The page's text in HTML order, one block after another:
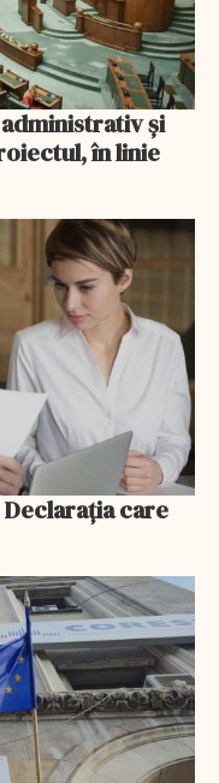
și
în linie
care